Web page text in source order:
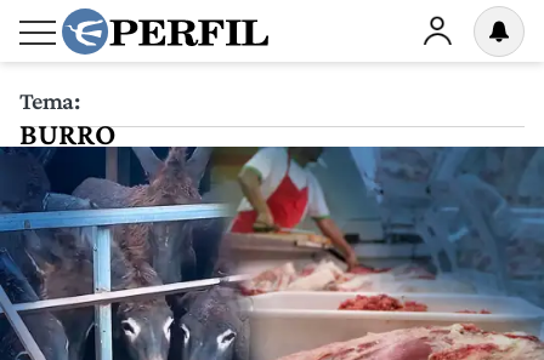
Tema:
BURRO